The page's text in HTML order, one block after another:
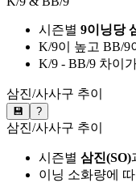
시즌별 9이닝당
K/9이 높고 BB/9
K/9 - BB/9 차이
삼진/사사구 추이
💾 ?
삼진/사사구 추이
시즌별 삼진(SO)
이닝 소화량에